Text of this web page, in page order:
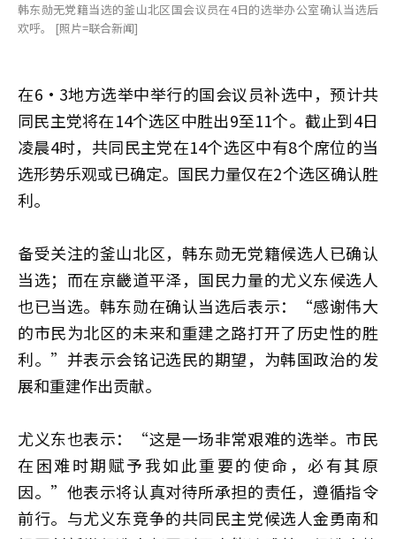
韩东勋无党籍当选的釜山北区国会议员在4日的选举办公室确认当选后
欢呼。 [照片=联合新闻]
在6·3地方选举中举行的国会议员补选中，预计共
同民主党将在14个选区中胜出9至11个。截止到4日
凌晨4时，共同民主党在14个选区中有8个席位的当
选形势乐观或已确定。国民力量仅在2个选区确认胜
利。
备受关注的釜山北区，韩东勋无党籍候选人已确认
当选；而在京畿道平泽，国民力量的尤义东候选人
也已当选。韩东勋在确认当选后表示：“感谢伟大
的市民为北区的未来和重建之路打开了历史性的胜
利。”并表示会铭记选民的期望，为韩国政治的发
展和重建作出贡献。
尤义东也表示：“这是一场非常艰难的选举。市民
在困难时期赋予我如此重要的使命，必有其原
因。”他表示将认真对待所承担的责任，遵循指令
前行。与尤义东竞争的共同民主党候选人金勇南和